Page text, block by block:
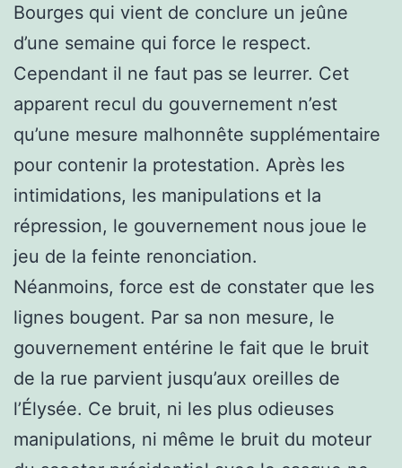
Bourges qui vient de conclure un jeûne
d’une semaine qui force le respect.
Cependant il ne faut pas se leurrer. Cet
apparent recul du gouvernement n’est
qu’une mesure malhonnête supplémentaire
pour contenir la protestation. Après les
intimidations, les manipulations et la
répression, le gouvernement nous joue le
jeu de la feinte renonciation.
Néanmoins, force est de constater que les
lignes bougent. Par sa non mesure, le
gouvernement entérine le fait que le bruit
de la rue parvient jusqu’aux oreilles de
l’Élysée. Ce bruit, ni les plus odieuses
manipulations, ni même le bruit du moteur